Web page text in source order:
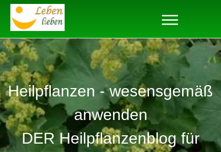
Heilpflanzen - wesensgemäß
anwenden
DER Heilpflanzenblog für